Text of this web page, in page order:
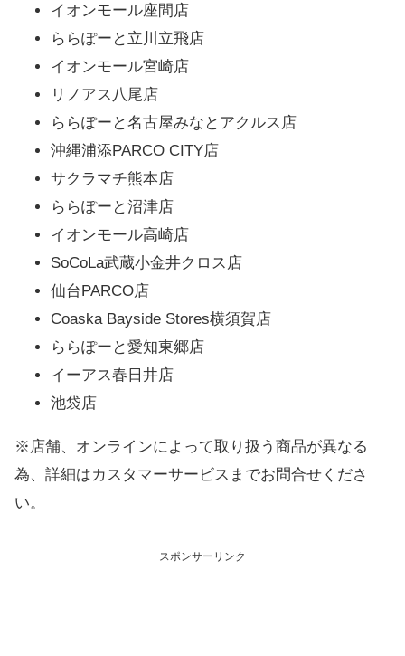
イオンモール座間店
ららぽーと立川立飛店
イオンモール宮崎店
リノアス八尾店
ららぽーと名古屋みなとアクルス店
沖縄浦添PARCO CITY店
サクラマチ熊本店
ららぽーと沼津店
イオンモール高崎店
SoCoLa武蔵小金井クロス店
仙台PARCO店
Coaska Bayside Stores横須賀店
ららぽーと愛知東郷店
イーアス春日井店
池袋店
※店舗、オンラインによって取り扱う商品が異なる
為、詳細はカスタマーサービスまでお問合せくださ
い。
スポンサーリンク